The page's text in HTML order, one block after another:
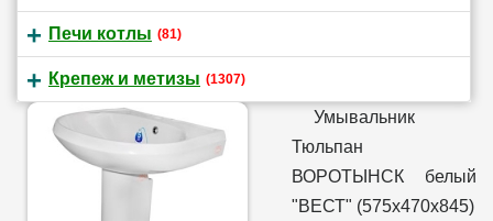
Печи котлы (81)
Крепеж и метизы (1307)
Умывальник
Тюльпан
ВОРОТЫНСК белый
"ВЕСТ" (575х470х845)